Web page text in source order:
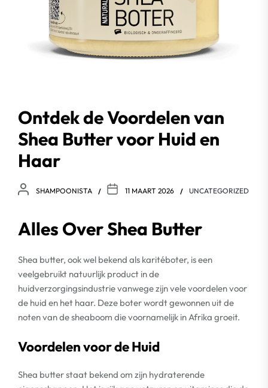
Ontdek de Voordelen van
Shea Butter voor Huid en
Haar
SHAMPOONISTA 11 MAART 2026 UNCATEGORIZED
Alles Over Shea Butter
Shea butter, ook wel bekend als karitéboter, is een
veelgebruikt natuurlijk product in de
huidverzorgingsindustrie vanwege zijn vele voordelen voor
de huid en het haar. Deze boter wordt gewonnen uit de
noten van de sheaboom die voornamelijk in Afrika groeit.
Voordelen voor de Huid
Shea butter staat bekend om zijn hydraterende